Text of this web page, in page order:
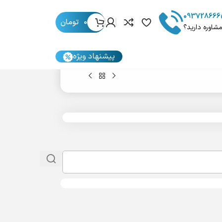
دارید؟
0 تومان
پیشنهاد ویژه